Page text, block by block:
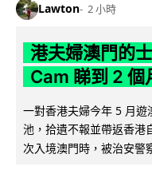
Lawton 2 小時
港夫婦澳門的
Cam 睇到 2 個
一對香港夫婦今年 5 月
池，拾遺不報並帶返香港
次入境澳門時，被治安警